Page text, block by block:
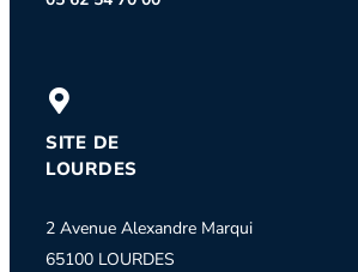
SITE DE
LOURDES
2 Avenue Alexandre Marqui
65100 LOURDES